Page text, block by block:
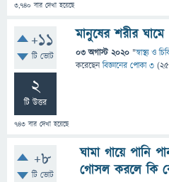
3,740 বার দেখা হয়েছে
+11
টি ভোট
2
টি উত্তর
743 বার দেখা হয়েছে
মানুষের শরীর
03 অগাস্ট 2020 "স্বাস্থ্য ও
করেছেনবিজ্ঞানের পোকা ৩ (
+8
টি ভোট
ঘামা গায়ে পানি
গোসল করলে কি